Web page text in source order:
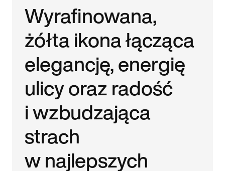
Wyrafinowana,
żółta ikona łącząca
elegancję, energię
ulicy oraz radość
i wzbudzająca
strach
w najlepszych